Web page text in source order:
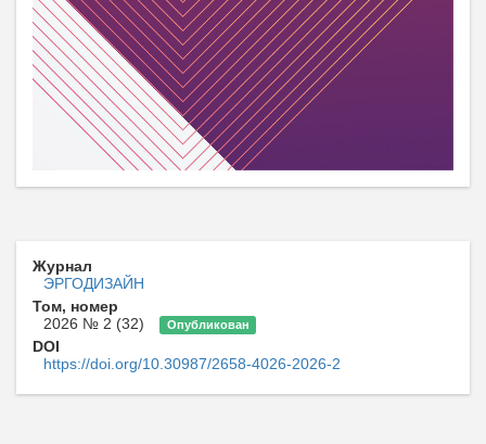
Журнал
ЭРГОДИЗАЙН
Том, номер
2026 № 2 (32)
Опубликован
DOI
https://doi.org/10.30987/2658-4026-2026-2